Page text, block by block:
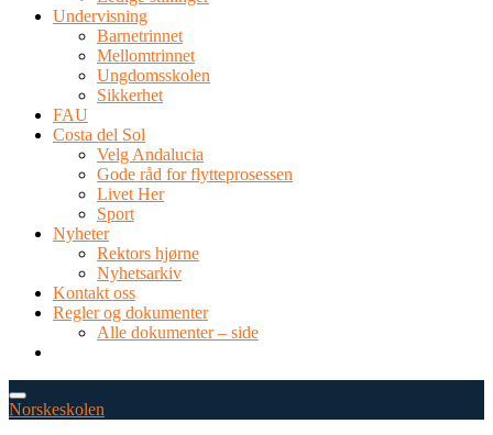
Undervisning
Barnetrinnet
Mellomtrinnet
Ungdomsskolen
Sikkerhet
FAU
Costa del Sol
Velg Andalucia
Gode råd for flytteprosessen
Livet Her
Sport
Nyheter
Rektors hjørne
Nyhetsarkiv
Kontakt oss
Regler og dokumenter
Alle dokumenter – side
Norskeskolen